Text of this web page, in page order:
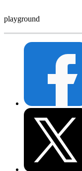
playground